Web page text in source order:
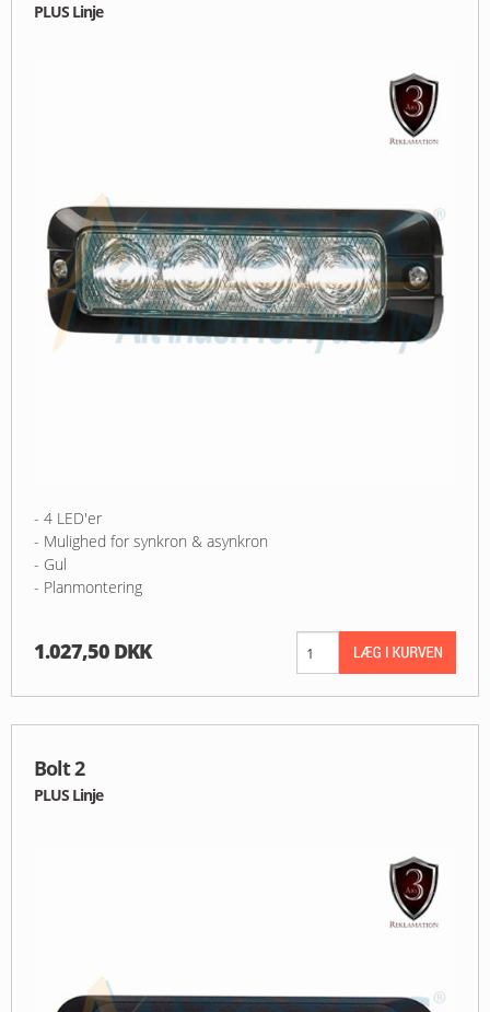
PLUS Linje
- 4 LED'er
- Mulighed for synkron & asynkron
- Gul
- Planmontering
1.027,50 DKK
Bolt 2
PLUS Linje